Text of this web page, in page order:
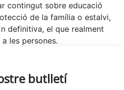
contingut sobre educació
de la família o estalvi,
definitiva, el que realment
les persones.
butlletí